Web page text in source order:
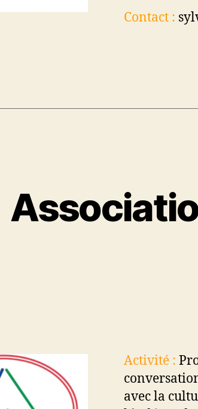
Contact :
Activité :
avec la